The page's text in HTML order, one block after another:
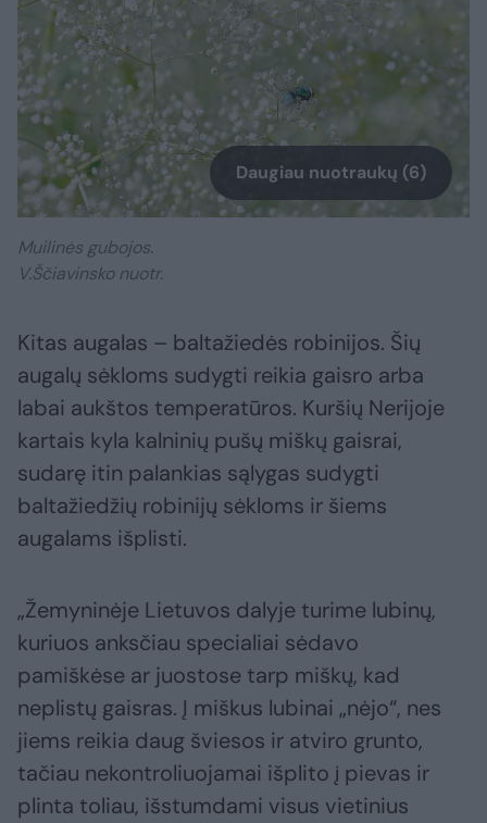
Daugiau nuotraukų (6)
Muilinės gubojos.
V.Ščiavinsko nuotr.
Kitas augalas – baltažiedės robinijos. Šių
augalų sėkloms sudygti reikia gaisro arba
labai aukštos temperatūros. Kuršių Nerijoje
kartais kyla kalninių pušų miškų gaisrai,
sudarę itin palankias sąlygas sudygti
baltažiedžių robinijų sėkloms ir šiems
augalams išplisti.
„Žemyninėje Lietuvos dalyje turime lubinų,
kuriuos anksčiau specialiai sėdavo
pamiškėse ar juostose tarp miškų, kad
neplistų gaisras. Į miškus lubinai „nėjo“, nes
jiems reikia daug šviesos ir atviro grunto,
tačiau nekontroliuojamai išplito į pievas ir
plinta toliau, išstumdami visus vietinius